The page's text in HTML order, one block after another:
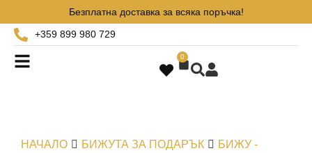
Безплатна доставка за всяка поръчка!
+359 899 980 729
0
НАЧАЛО БИЖУТА ЗА ПОДАРЪК
БИЖУ -